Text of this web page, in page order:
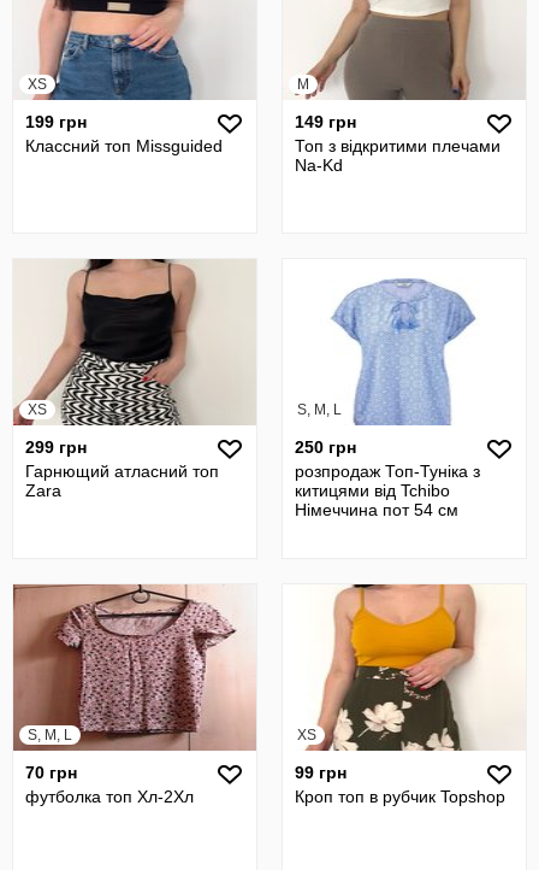
XS
199 грн
Классний топ Missguided
M
149 грн
Топ з відкритими плечами
Na-Kd
XS
299 грн
Гарнющий атласний топ
Zara
S, M, L
250 грн
розпродаж Топ-Туніка з
китицями від Tchibo
Німеччина пот 54 см
S, M, L
70 грн
футболка топ Хл-2Хл
XS
99 грн
Кроп топ в рубчик Topshop